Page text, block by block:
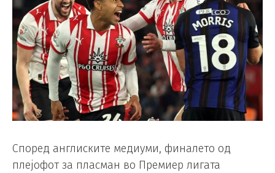
Според англиските медиуми, финалето од
плејофот за пласман во Премиер лигата